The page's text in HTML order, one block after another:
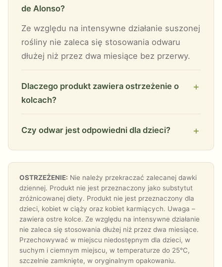
de Alonso?
Ze względu na intensywne działanie suszonej
rośliny nie zaleca się stosowania odwaru
dłużej niż przez dwa miesiące bez przerwy.
Dlaczego produkt zawiera ostrzeżenie o
kolcach?
Czy odwar jest odpowiedni dla dzieci?
OSTRZEŻENIE: Nie należy przekraczać zalecanej dawki
dziennej. Produkt nie jest przeznaczony jako substytut
zróżnicowanej diety. Produkt nie jest przeznaczony dla
dzieci, kobiet w ciąży oraz kobiet karmiących. Uwaga –
zawiera ostre kolce. Ze względu na intensywne działanie
nie zaleca się stosowania dłużej niż przez dwa miesiące.
Przechowywać w miejscu niedostępnym dla dzieci, w
suchym i ciemnym miejscu, w temperaturze do 25°C,
szczelnie zamknięte, w oryginalnym opakowaniu.